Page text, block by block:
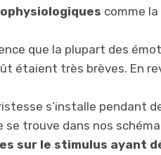
comme
que la plupart des
étaient très brèves. En
s’installe pendant
se trouve dans nos
sur le stimulus ayant